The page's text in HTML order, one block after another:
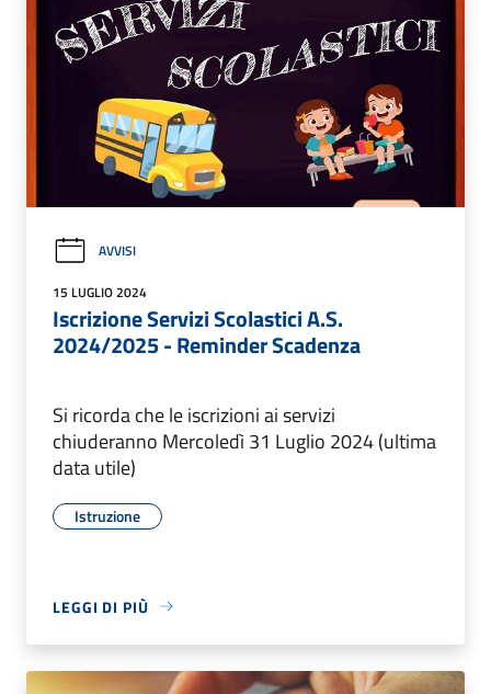
AVVISI
15 LUGLIO 2024
Iscrizione Servizi Scolastici A.S.
2024/2025 - Reminder Scadenza
Si ricorda che le iscrizioni ai servizi
chiuderanno Mercoledì 31 Luglio 2024 (ultima
data utile)
Istruzione
LEGGI DI PIÙ